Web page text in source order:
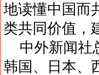
地读懂中国而
类共同价值，
中外新闻社
韩国、日本、